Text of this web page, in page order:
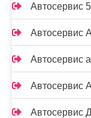
Автосервис
Автосервис
Автосервис
Автосервис
Автосервис